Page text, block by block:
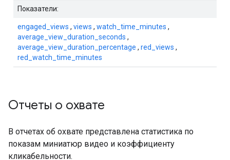
Показатели:
engaged_views , views , watch_time_minutes ,
average_view_duration_seconds ,
average_view_duration_percentage , red_views ,
red_watch_time_minutes
Отчеты о охвате
В отчетах об охвате представлена ​​статистика по
показам миниатюр видео и коэффициенту
кликабельности.